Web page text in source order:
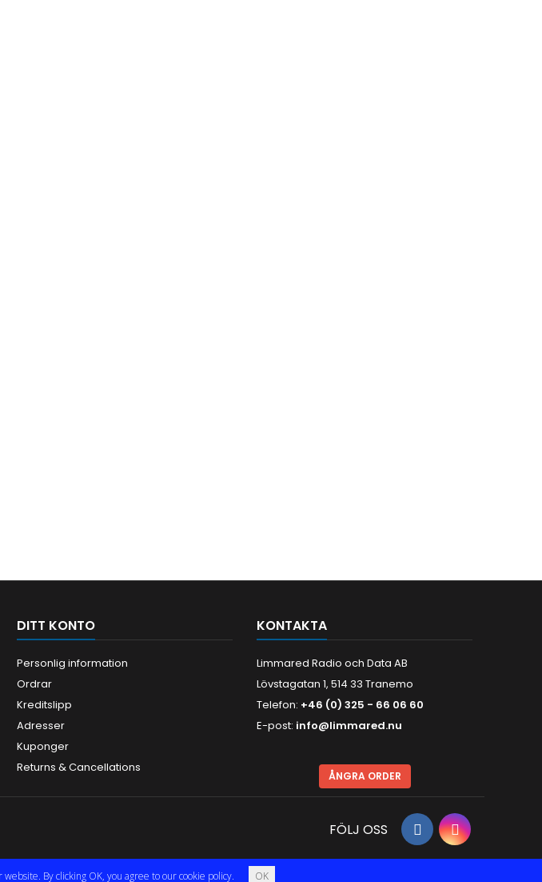
DITT KONTO
Personlig information
Ordrar
Kreditslipp
Adresser
Kuponger
Returns & Cancellations
KONTAKTA
Limmared Radio och Data AB
Lövstagatan 1, 514 33 Tranemo
Telefon: +46 (0) 325 - 66 06 60
E-post: info@limmared.nu
By clicking OK, you agree to our cookie policy. OK
ÅNGRA ORDER
FÖLJ OSS
& Data AB. All Rights Reserved.